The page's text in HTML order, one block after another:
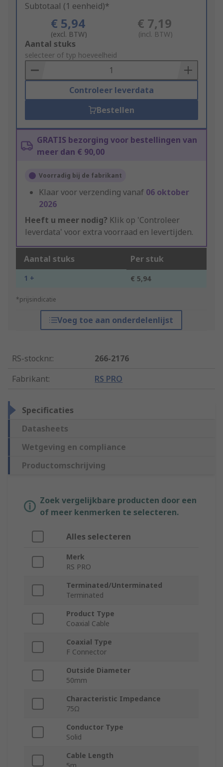
Subtotaal (1 eenheid)*
€ 5,94
(excl. BTW)
€ 7,19
(incl. BTW)
Add
to
Basket
Aantal stuks
selecteer of typ hoeveelheid
Controleer leverdata
Bestellen
GRATIS bezorging voor bestellingen van
meer dan € 90,00
Voorradig bij de fabrikant
Klaar voor verzending vanaf 06 oktober
2026
Heeft u meer nodig? Klik op 'Controleer
leverdata' voor extra voorraad en levertijden.
Aantal stuks Per stuk
1 + € 5,94
*prijsindicatie
Voeg toe aan onderdelenlijst
RS-stocknr.:
266-2176
Fabrikant: RS PRO
Specificaties
Datasheets
Wetgeving en compliance
Productomschrijving
Zoek vergelijkbare producten door een
of meer kenmerken te selecteren.
Alles selecteren
Merk
RS PRO
Terminated/Unterminated
Terminated
Product Type
Coaxial Cable
Coaxial Type
F Connector
Outside Diameter
50mm
Characteristic Impedance
75Ω
Conductor Type
Solid
Cable Length